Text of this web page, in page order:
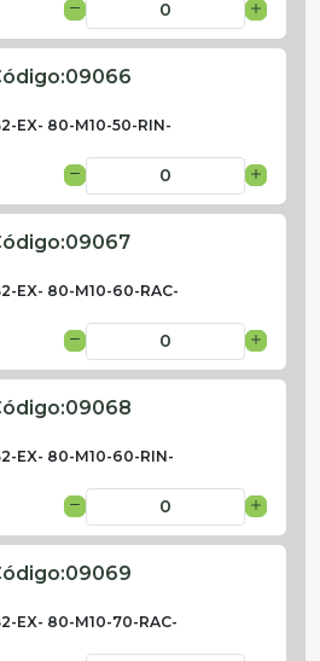
09066
EX- 80-M10-50-RIN-
09067
EX- 80-M10-60-RAC-
09068
EX- 80-M10-60-RIN-
09069
EX- 80-M10-70-RAC-